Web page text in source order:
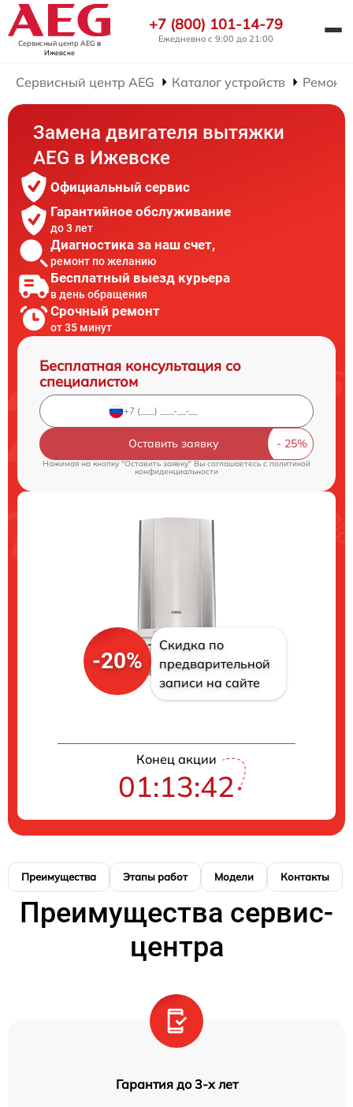
Сервисный центр AEG в
Ижевске
+7 (800) 101-14-79
Ежедневно с 9:00 до 21:00
Сервисный центр AEG Каталог устройств Ремонт
Замена двигателя вытяжки
AEG в Ижевске
Официальный сервис
Гарантийное обслуживание
до 3 лет
Диагностика за наш счет,
ремонт по желанию
Бесплатный выезд курьера
в день обращения
Срочный ремонт
от 35 минут
Бесплатная консультация со
специалистом
Оставить заявку
Нажимая на кнопку "Оставить заявку" Вы соглашаетесь cполитикой
конфиденциальности
-20%
Скидка по
предварительной
записи на сайте
Конец акции
01:13:41
Преимущества Этапы работ Модели Контакты
Преимущества сервис-
центра
Гарантия до 3-х лет